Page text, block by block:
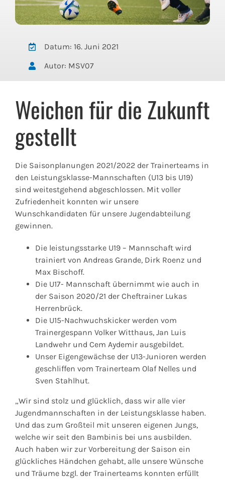
Datum: 16. Juni 2021
Autor: MSV07
Weichen für die Zukunft
gestellt
Die Saisonplanungen 2021/2022 der Trainerteams in
den Leistungsklasse-Mannschaften (U13 bis U19)
sind weitestgehend abgeschlossen. Mit voller
Zufriedenheit konnten wir unsere
Wunschkandidaten für unsere Jugendabteilung
gewinnen.
Die leistungsstarke U19 – Mannschaft wird
trainiert von Andreas Grande, Dirk Roenz und
Max Bischoff.
Die U17- Mannschaft übernimmt wie auch in
der Saison 2020/21 der Cheftrainer Lukas
Herrenbrück.
Die U15-Nachwuchskicker werden vom
Trainergespann Volker Witthaus, Jan Luis
Landwehr und Cem Aydemir ausgebildet.
Unser Eigengewächse der U13-Junioren werden
geschliffen vom Trainerteam Olaf Nelles und
Sven Stahlhut.
„Wir sind stolz und glücklich, dass wir alle vier
Jugendmannschaften in der Leistungsklasse haben.
Und das zum Großteil mit unseren eigenen Jungs,
welche wir seit den Bambinis bei uns ausbilden.
Auch haben wir zur Vorbereitung der Saison ein
glückliches Händchen gehabt, alle unsere Wünsche
und Träume bzgl. der Trainerteams konnten erfüllt